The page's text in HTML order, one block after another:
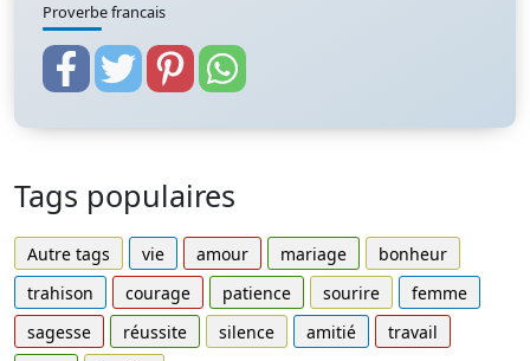
Proverbe francais
Tags populaires
Autre tags vie amour mariage
bonheur
trahison
courage patience sourire
femme
sagesse
réussite silence amitié
travail